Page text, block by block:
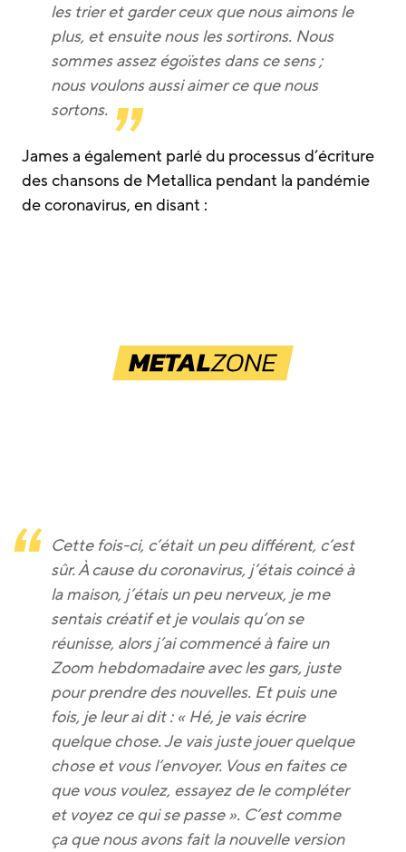
les trier et garder ceux que nous aimons le
plus, et ensuite nous les sortirons. Nous
sommes assez égoïstes dans ce sens ;
nous voulons aussi aimer ce que nous
sortons.
James a également parlé du processus d’écriture
des chansons de Metallica pendant la pandémie
de coronavirus, en disant :
Cette fois-ci, c’était un peu différent, c’est
sûr. À cause du coronavirus, j’étais coincé à
la maison, j’étais un peu nerveux, je me
sentais créatif et je voulais qu’on se
réunisse, alors j’ai commencé à faire un
Zoom hebdomadaire avec les gars, juste
pour prendre des nouvelles. Et puis une
fois, je leur ai dit : « Hé, je vais écrire
quelque chose. Je vais juste jouer quelque
chose et vous l’envoyer. Vous en faites ce
que vous voulez, essayez de le compléter
et voyez ce qui se passe ». C’est comme
ça que nous avons fait la nouvelle version